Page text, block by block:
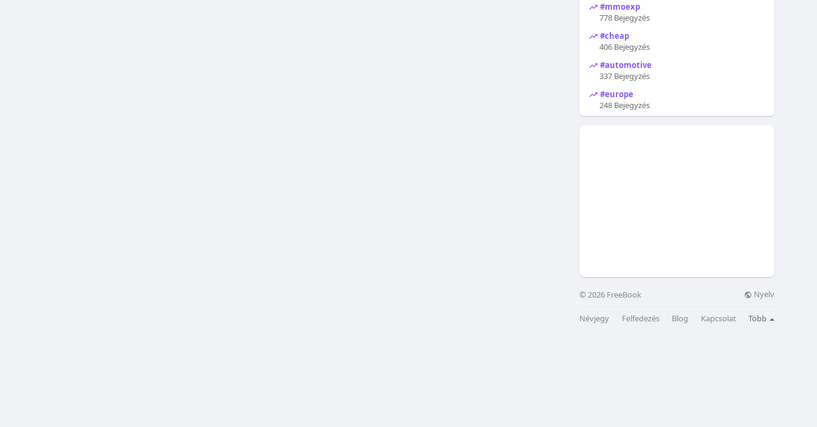
#mmoexp
778 Bejegyzés
#cheap
406 Bejegyzés
#automotive
337 Bejegyzés
#europe
248 Bejegyzés
© 2026 FreeBook Nyelv
Névjegy Felfedezés Blog Kapcsolat Több